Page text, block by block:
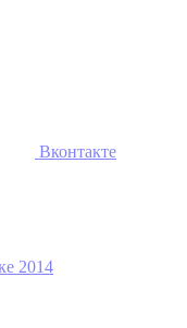
Вконтакте
2014